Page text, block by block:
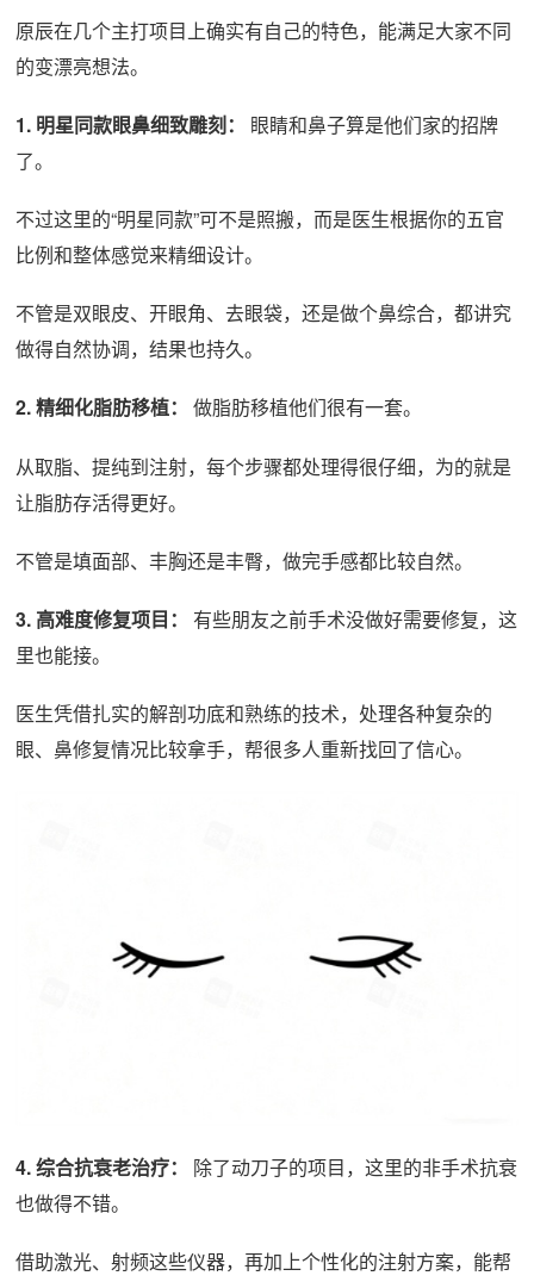
原辰在几个主打项目上确实有自己的特色，能满足大家不同
的变漂亮想法。
1. 明星同款眼鼻细致雕刻：
眼睛和鼻子算是他们家的招牌
了。
不过这里的“明星同款”可不是照搬，而是医生根据你的五官
比例和整体感觉来精细设计。
不管是双眼皮、开眼角、去眼袋，还是做个鼻综合，都讲究
做得自然协调，结果也持久。
2. 精细化脂肪移植： 做脂肪移植他们很有一套。
从取脂、提纯到注射，每个步骤都处理得很仔细，为的就是
让脂肪存活得更好。
不管是填面部、丰胸还是丰臀，做完手感都比较自然。
3. 高难度修复项目：
有些朋友之前手术没做好需要修复，这
里也能接。
医生凭借扎实的解剖功底和熟练的技术，处理各种复杂的
眼、鼻修复情况比较拿手，帮很多人重新找回了信心。
4. 综合抗衰老治疗：
除了动刀子的项目，这里的非手术抗衰
也做得不错。
借助激光、射频这些仪器，再加上个性化的注射方案，能帮